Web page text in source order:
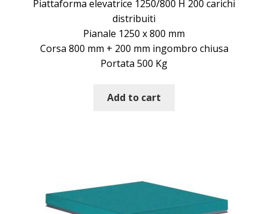
Piattaforma elevatrice 1250/800 H 200 carichi
distribuiti
Pianale 1250 x 800 mm
Corsa 800 mm + 200 mm ingombro chiusa
Portata 500 Kg
Add to cart